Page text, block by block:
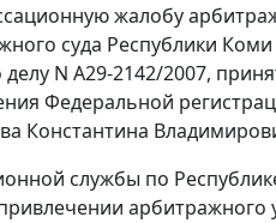
жалобу
суда Республики
N А29-2142/2007,
Федеральной
Константина
службы по